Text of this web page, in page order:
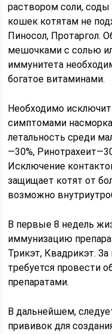
раствором соли, соды
кошек котятам не
Пиносол, Протаргол.
мешочками с солью
иммунитета
богатое витаминами.
Необходимо
симптомами
летальность среди
—30%,
Исключение
защищает котят от
возможно
В первые 8 недель
иммунизацию
Трикэт, Квадрикэт.
требуется провести
препаратами.
В дальнейшем,
прививок для